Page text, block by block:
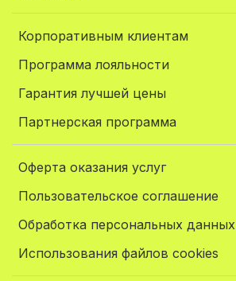
Корпоративным клиентам
Программа лояльности
Гарантия лучшей цены
Партнерская программа
Оферта оказания услуг
Пользовательское соглашение
Обработка персональных данных
Использования файлов cookies